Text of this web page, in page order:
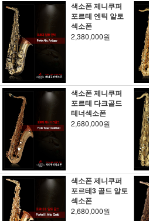
색소폰 제니쿠퍼
포르테 엔틱 알토
섹소폰
2,380,000원
색소폰 제니쿠퍼
포르테 다크골드
테너섹소폰
2,680,000원
색소폰 제니쿠퍼
포르테3 골드 알토
섹소폰
2,680,000원